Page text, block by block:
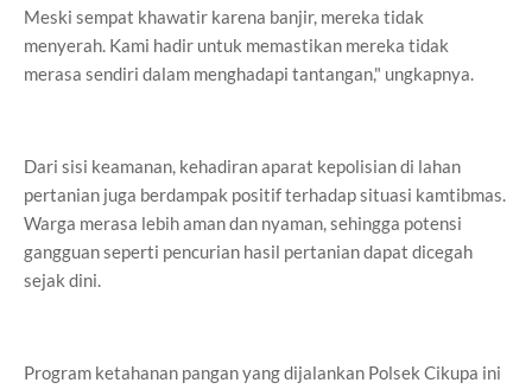
Meski sempat khawatir karena banjir, mereka tidak
menyerah. Kami hadir untuk memastikan mereka tidak
merasa sendiri dalam menghadapi tantangan," ungkapnya.
Dari sisi keamanan, kehadiran aparat kepolisian di lahan
pertanian juga berdampak positif terhadap situasi kamtibmas.
Warga merasa lebih aman dan nyaman, sehingga potensi
gangguan seperti pencurian hasil pertanian dapat dicegah
sejak dini.
Program ketahanan pangan yang dijalankan Polsek Cikupa ini